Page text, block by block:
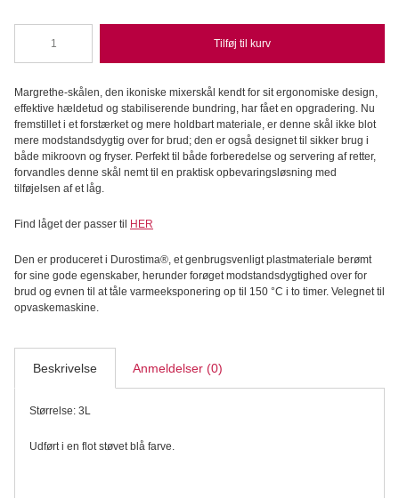
-
Røreskål
3L,
Dusty
Blue
antal
Tilføj til kurv
Margrethe-skålen, den ikoniske mixerskål kendt for sit ergonomiske design,
effektive hældetud og stabiliserende bundring, har fået en opgradering. Nu
fremstillet i et forstærket og mere holdbart materiale, er denne skål ikke blot
mere modstandsdygtig over for brud; den er også designet til sikker brug i
både mikroovn og fryser. Perfekt til både forberedelse og servering af retter,
forvandles denne skål nemt til en praktisk opbevaringsløsning med
tilføjelsen af et låg.
Find låget der passer til HER
Den er produceret i Durostima®, et genbrugsvenligt plastmateriale berømt
for sine gode egenskaber, herunder forøget modstandsdygtighed over for
brud og evnen til at tåle varmeeksponering op til 150 °C i to timer. Velegnet til
opvaskemaskine.
Beskrivelse Anmeldelser (0)
Størrelse: 3L
Udført i en flot støvet blå farve.